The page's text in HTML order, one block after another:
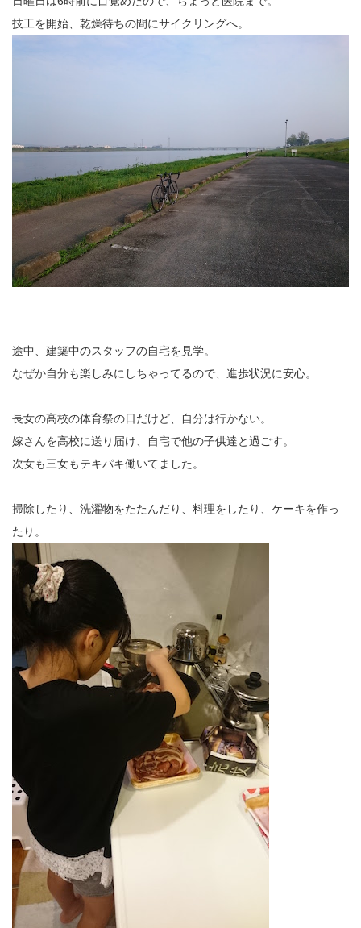
技工を開始、乾燥待ちの間にサイクリングへ。
途中、建築中のスタッフの自宅を見学。
なぜか自分も楽しみにしちゃってるので、進歩状況に安心。
長女の高校の体育祭の日だけど、自分は行かない。
嫁さんを高校に送り届け、自宅で他の子供達と過ごす。
次女も三女もテキパキ働いてました。
掃除したり、洗濯物をたたんだり、料理をしたり、ケーキを作っ
たり。